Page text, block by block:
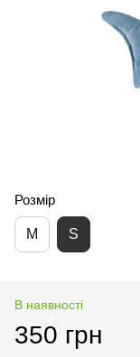
Розмір
M S
В наявності
350 грн